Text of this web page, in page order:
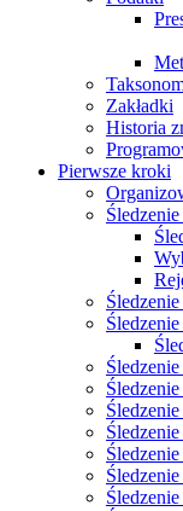
Zakładki
Historia
Pierwsze kroki